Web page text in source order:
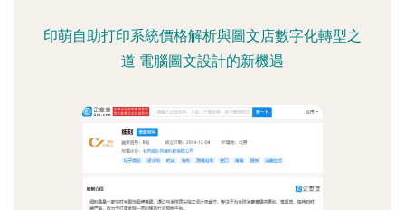
印萌自助打印系統價格解析與圖文店數字化轉型之
道 電腦圖文設計的新機遇